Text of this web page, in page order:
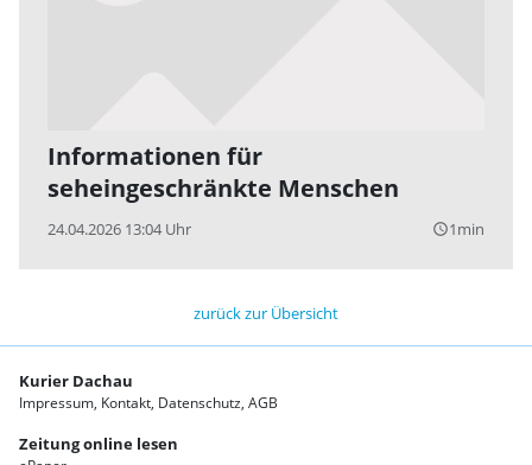
Informationen für
seheingeschränkte Menschen
24.04.2026 13:04 Uhr query_builder1min
zurück zur Übersicht
Kurier Dachau
Impressum Kontakt Datenschutz AGB
Zeitung online lesen